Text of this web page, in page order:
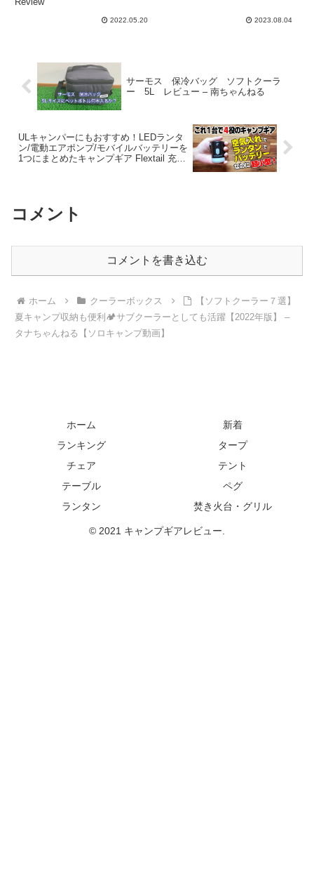
2022.05.20 2023.08.04
サーモス 保冷バッグ ソフトクーラ
ー 5L レビュー – 南ちゃんねる
ULキャンパーにもおすすめ！LEDランタ
ン/電動エアポンプ/モバイルバッテリーを
1つにまとめたキャンプギア Flextail 充電
コメント
コメントを書き込む
ホーム クーラーボックス
【ソフトクーラー７選】
夏キャンプ収納も便利🏕サブクーラーとしても活躍【2022年版】 –
タナちゃんねる【ソロキャンプ動画】
ホーム
新着
ランキング
タープ
チェア
テント
テーブル
ペグ
ランタン
焚き火台・グリル
© 2021 キャンプギアレビュー.